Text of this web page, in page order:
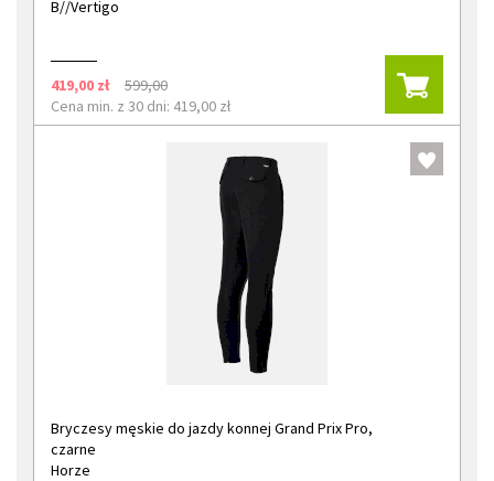
B//Vertigo
419,00 zł
599,00
Cena min. z 30 dni: 419,00 zł
Bryczesy męskie do jazdy konnej Grand Prix Pro,
czarne
Horze